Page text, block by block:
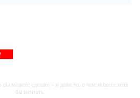
вы можете сделать – и даже то, о чем можете хотя
бы мечтать.